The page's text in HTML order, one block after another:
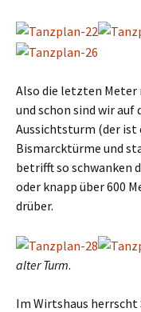
Also die letzten
und schon sind wir auf
Aussichtsturm (der ist
Bismarcktürme und
betrifft so schwanken
oder knapp über 600
drüber.
alter Turm.
Im Wirtshaus